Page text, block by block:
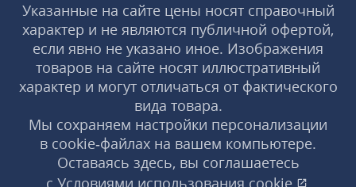
Указанные на сайте цены носят справочный
характер и не являются публичной офертой,
если явно не указано иное. Изображения
товаров на сайте носят иллюстративный
характер и могут отличаться от фактического
вида товара.
Мы сохраняем настройки персонализации
в cookie‑файлах на вашем компьютере.
Оставаясь здесь, вы соглашаетесь
с Условиями использования cookie
,